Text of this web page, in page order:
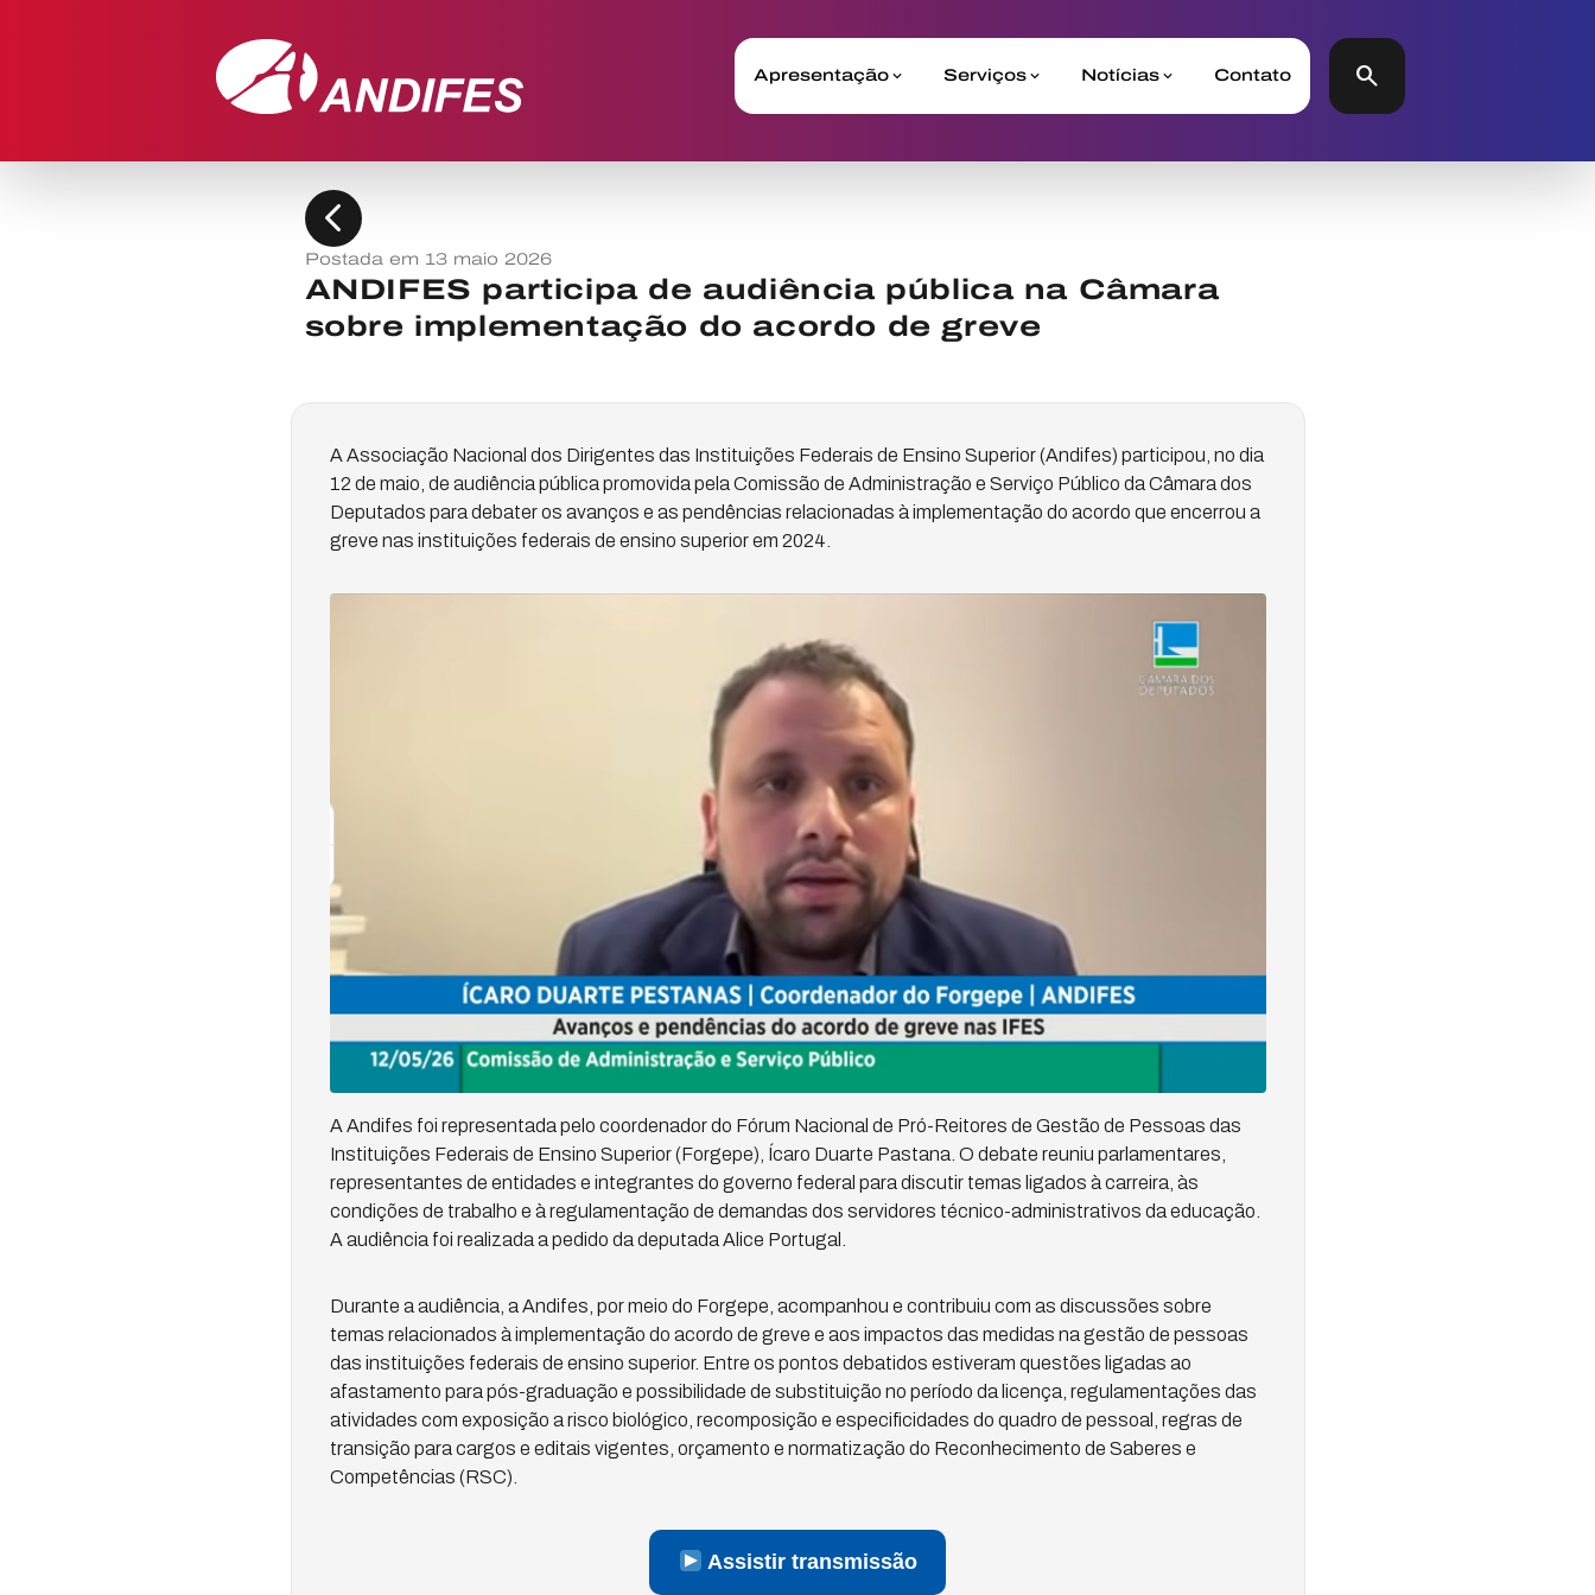
Apresentação Serviços Notícias Contato search
chevron_left
Postada em 13 maio 2026
ANDIFES participa de audiência pública na Câmara
sobre implementação do acordo de greve
A Associação Nacional dos Dirigentes das Instituições Federais de Ensino Superior (Andifes) participou, no dia
12 de maio, de audiência pública promovida pela Comissão de Administração e Serviço Público da Câmara dos
Deputados para debater os avanços e as pendências relacionadas à implementação do acordo que encerrou a
greve nas instituições federais de ensino superior em 2024.
A Andifes foi representada pelo coordenador do Fórum Nacional de Pró-Reitores de Gestão de Pessoas das
Instituições Federais de Ensino Superior (Forgepe), Ícaro Duarte Pastana. O debate reuniu parlamentares,
representantes de entidades e integrantes do governo federal para discutir temas ligados à carreira, às
condições de trabalho e à regulamentação de demandas dos servidores técnico-administrativos da educação.
A audiência foi realizada a pedido da deputada Alice Portugal.
Durante a audiência, a Andifes, por meio do Forgepe, acompanhou e contribuiu com as discussões sobre
temas relacionados à implementação do acordo de greve e aos impactos das medidas na gestão de pessoas
das instituições federais de ensino superior. Entre os pontos debatidos estiveram questões ligadas ao
afastamento para pós-graduação e possibilidade de substituição no período da licença, regulamentações das
atividades com exposição a risco biológico, recomposição e especificidades do quadro de pessoal, regras de
transição para cargos e editais vigentes, orçamento e normatização do Reconhecimento de Saberes e
Competências (RSC).
Assistir transmissão